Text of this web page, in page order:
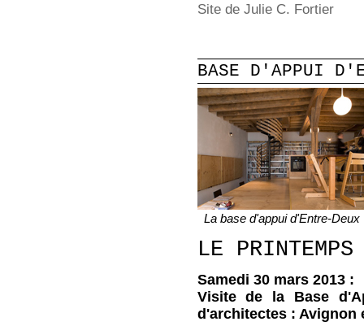
Site de Julie C. Fortier
BASE D'APPUI
La base d'appui d'Entre-Deux
LE
Samedi 30 mars 2013 :
Visite de la Base
d'architectes : Avignon